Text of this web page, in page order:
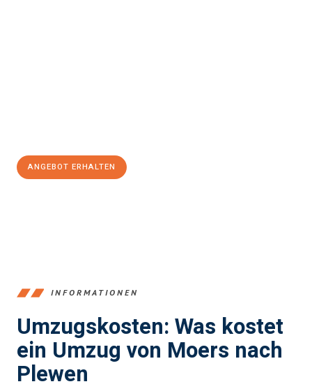
ANGEBOT ERHALTEN
INFORMATIONEN
Umzugskosten: Was kostet
ein Umzug von Moers nach
Plewen